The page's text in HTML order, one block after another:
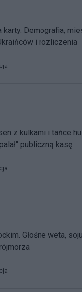
karty. Demografia,
i rozliczenia
z kulkami i tańce
publiczną kasę
Głośne weta,